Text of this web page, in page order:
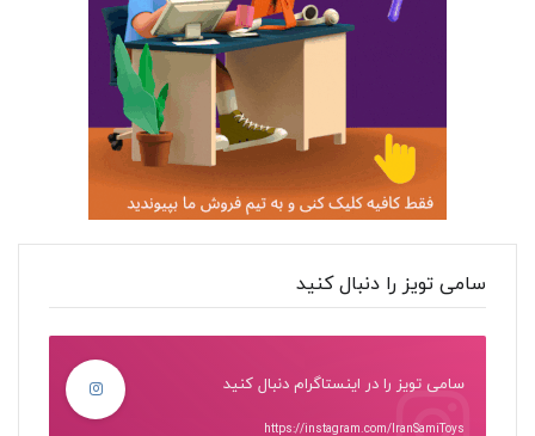
سامی تویز را دنبال کنید
سامی تویز را در اینستاگرام دنبال کنید
https://instagram.com/IranSamiToys